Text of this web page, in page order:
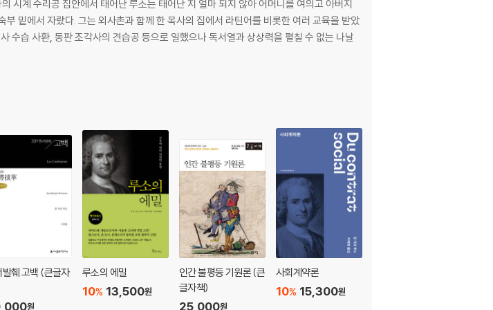
시계 수리공 집안에서 태어난 루소는 태어난 지 얼마 되지 않아 어머니를 여의고 아버지
밑에서 자랐다. 그는 외사촌과 함께 한 목사의 집에서 라틴어를 비롯한 여러 교육을 받았
수습 사환, 동판 조각사의 견습공 등으로 일했으나 독서열과 상상력을 펼칠 수 없는 나날
발췌 고백 (큰글자
원
루소의 에밀
13,500원
10%
인간 불평등 기원론 (큰
글자책)
25,000원
사회계약론
15,300원
10%